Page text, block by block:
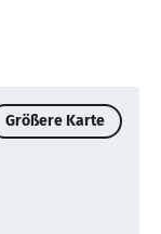
Größere Karte